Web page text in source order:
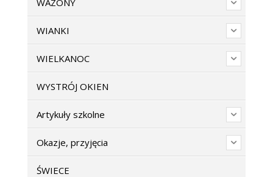
WIANKI
WIELKANOC
WYSTRÓJ OKIEN
Artykuły szkolne
Okazje, przyjęcia
ŚWIECE